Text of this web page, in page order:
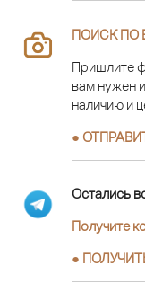
ПОИСК ПО
Пришлите
вам нужен
наличию и
●
Остались
Получите
●